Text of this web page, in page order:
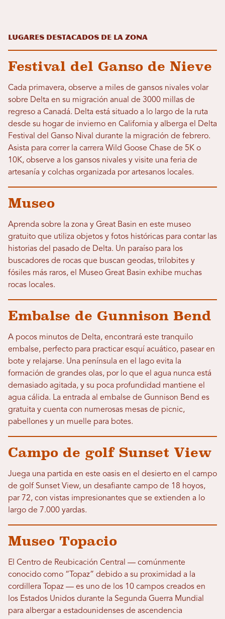
Lugares destacados de la zona
Festival del Ganso de Nieve
Cada primavera, observe a miles de gansos nivales volar
sobre Delta en su migración anual de 3000 millas de
regreso a Canadá. Delta está situado a lo largo de la ruta
desde su hogar de invierno en California y alberga el Delta
Festival del Ganso Nival durante la migración de febrero.
Asista para correr la carrera Wild Goose Chase de 5K o
10K, observe a los gansos nivales y visite una feria de
artesanía y colchas organizada por artesanos locales.
Museo
Aprenda sobre la zona y Great Basin en este museo
gratuito que utiliza objetos y fotos históricas para contar las
historias del pasado de Delta. Un paraíso para los
buscadores de rocas que buscan geodas, trilobites y
fósiles más raros, el Museo Great Basin exhibe muchas
rocas locales.
Embalse de Gunnison Bend
A pocos minutos de Delta, encontrará este tranquilo
embalse, perfecto para practicar esquí acuático, pasear en
bote y relajarse. Una península en el lago evita la
formación de grandes olas, por lo que el agua nunca está
demasiado agitada, y su poca profundidad mantiene el
agua cálida. La entrada al embalse de Gunnison Bend es
gratuita y cuenta con numerosas mesas de picnic,
pabellones y un muelle para botes.
Campo de golf Sunset View
Juega una partida en este oasis en el desierto en el campo
de golf Sunset View, un desafiante campo de 18 hoyos,
par 72, con vistas impresionantes que se extienden a lo
largo de 7.000 yardas.
Museo Topacio
El Centro de Reubicación Central — comúnmente
conocido como “Topaz” debido a su proximidad a la
cordillera Topaz — es uno de los 10 campos creados en
los Estados Unidos durante la Segunda Guerra Mundial
para albergar a estadounidenses de ascendencia